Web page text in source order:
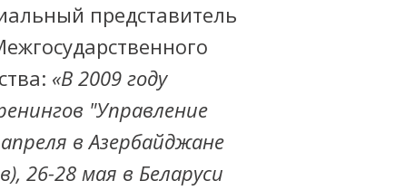
представитель
«В 2009 году
"Управление
в Азербайджане
26-28 мая в Беларуси